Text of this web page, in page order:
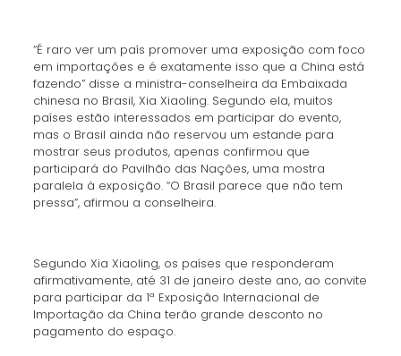
“É raro ver um país promover uma exposição com foco
em importações e é exatamente isso que a China está
fazendo” disse a ministra-conselheira da Embaixada
chinesa no Brasil, Xia Xiaoling. Segundo ela, muitos
países estão interessados em participar do evento,
mas o Brasil ainda não reservou um estande para
mostrar seus produtos, apenas confirmou que
participará do Pavilhão das Nações, uma mostra
paralela à exposição. “O Brasil parece que não tem
pressa”, afirmou a conselheira.
Segundo Xia Xiaoling, os países que responderam
afirmativamente, até 31 de janeiro deste ano, ao convite
para participar da 1ª Exposição Internacional de
Importação da China terão grande desconto no
pagamento do espaço.